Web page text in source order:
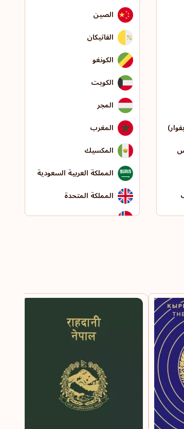
الصين
الفاتيكان
الكونغو
الكويت
المجر
المغرب
المكسيك
المملكة العربية السعودية
المملكة المتحدة
النرويج
اليابان
اليونان
بابوا غينيا الجديدة